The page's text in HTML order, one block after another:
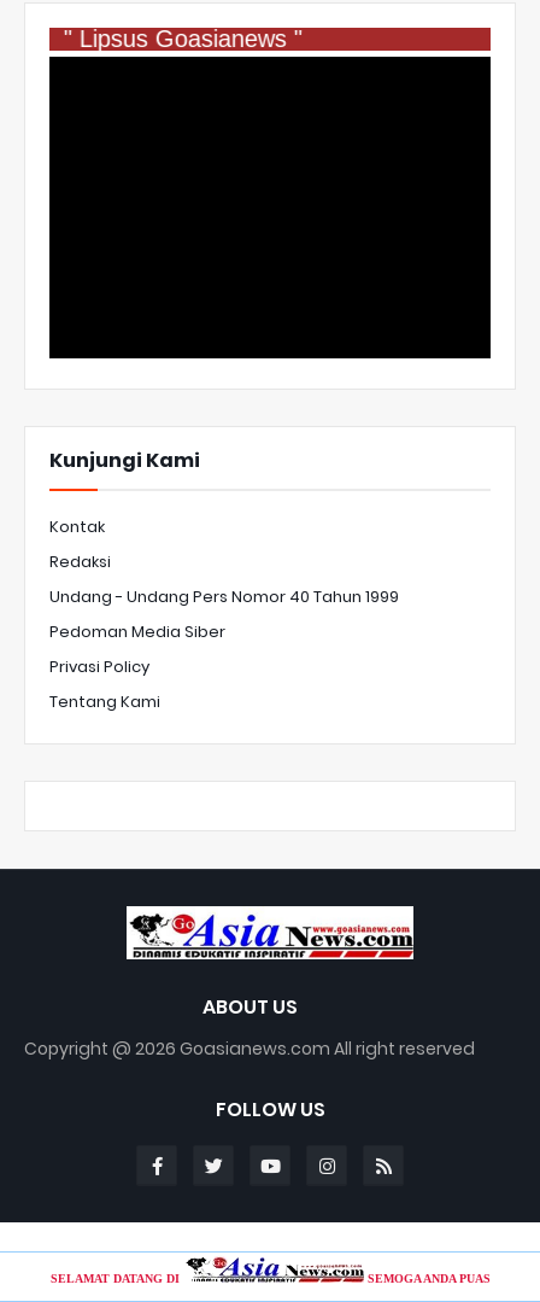
" Lipsus Goasianews "
Kunjungi Kami
Kontak
Redaksi
Undang - Undang Pers Nomor 40 Tahun 1999
Pedoman Media Siber
Privasi Policy
Tentang Kami
ABOUT US
Copyright @ 2026 Goasianews.com All right reserved
FOLLOW US
Blogger Templates
SELAMAT DATANG DI SEMOGA ANDA PUAS